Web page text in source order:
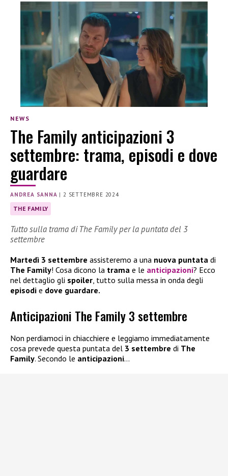
NEWS
The Family anticipazioni 3
settembre: trama, episodi e dove
guardare
ANDREA SANNA |2 SETTEMBRE 2024
THE FAMILY
Tutto sulla trama di The Family per la puntata del 3
settembre
Martedì 3 settembre assisteremo a una nuova puntata di
The Family! Cosa dicono la trama e le anticipazioni? Ecco
nel dettaglio gli spoiler , tutto sulla messa in onda degli
episodi e dove guardare.
Anticipazioni The Family 3 settembre
Non perdiamoci in chiacchiere e leggiamo immediatamente
cosa prevede questa puntata del 3 settembre di The
Family. Secondo le anticipazioni…